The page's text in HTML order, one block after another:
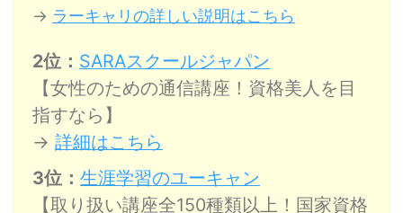
→ ラーキャリの詳しい説明はこちら
2位： SARAスクールジャパン
【女性のための通信講座！資格美人を目
指すなら】
→ 詳細はこちら
3位： 生涯学習のユーキャン
【取り扱い講座全150種類以上！国家資格